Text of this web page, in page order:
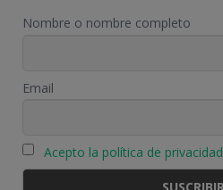
Nombre o nombre completo
Email
Acepto la política de privacidad